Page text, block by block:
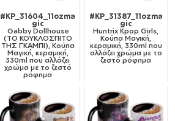
#KP_31604_11ozma
gic
Gabby Dollhouse
(ΤΟ ΚΟΥΚΛΟΣΠΙΤΟ
ΤΗΣ ΓΚΑΜΠΙ), Κούπα
Μαγική, κεραμική,
330ml που αλλάζει
χρώμα με το ζεστό
ρόφημα
#KP_31387_11ozma
gic
Huntrix Kpop Girls,
Κούπα Μαγική,
κεραμική, 330ml που
αλλάζει χρώμα με το
ζεστό ρόφημα